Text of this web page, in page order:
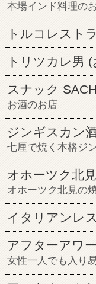
本場インド料理の
トルコレスト
トリツカレ男
スナック
お酒のお店
ジンギスカン
七厘で焼く本格ジ
オホーツク北
オホーツク北見の
イタリアンレ
アフターアワ
女性一人でも入り